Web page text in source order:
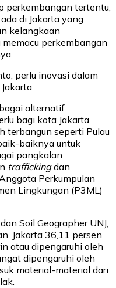
perkembangan tertentu,
di Jakarta yang
kelangkaan
perkembangan
perlu inovasi dalam
alternatif
bagi kota Jakarta.
terbangun seperti Pulau
baiknya untuk
pangkalan
traffickingdan
Perkumpulan
Lingkungan (P3ML)
Soil Geographer UNJ,
Jakarta 36,11 persen
atau dipengaruhi oleh
dipengaruhi oleh
material-material dari